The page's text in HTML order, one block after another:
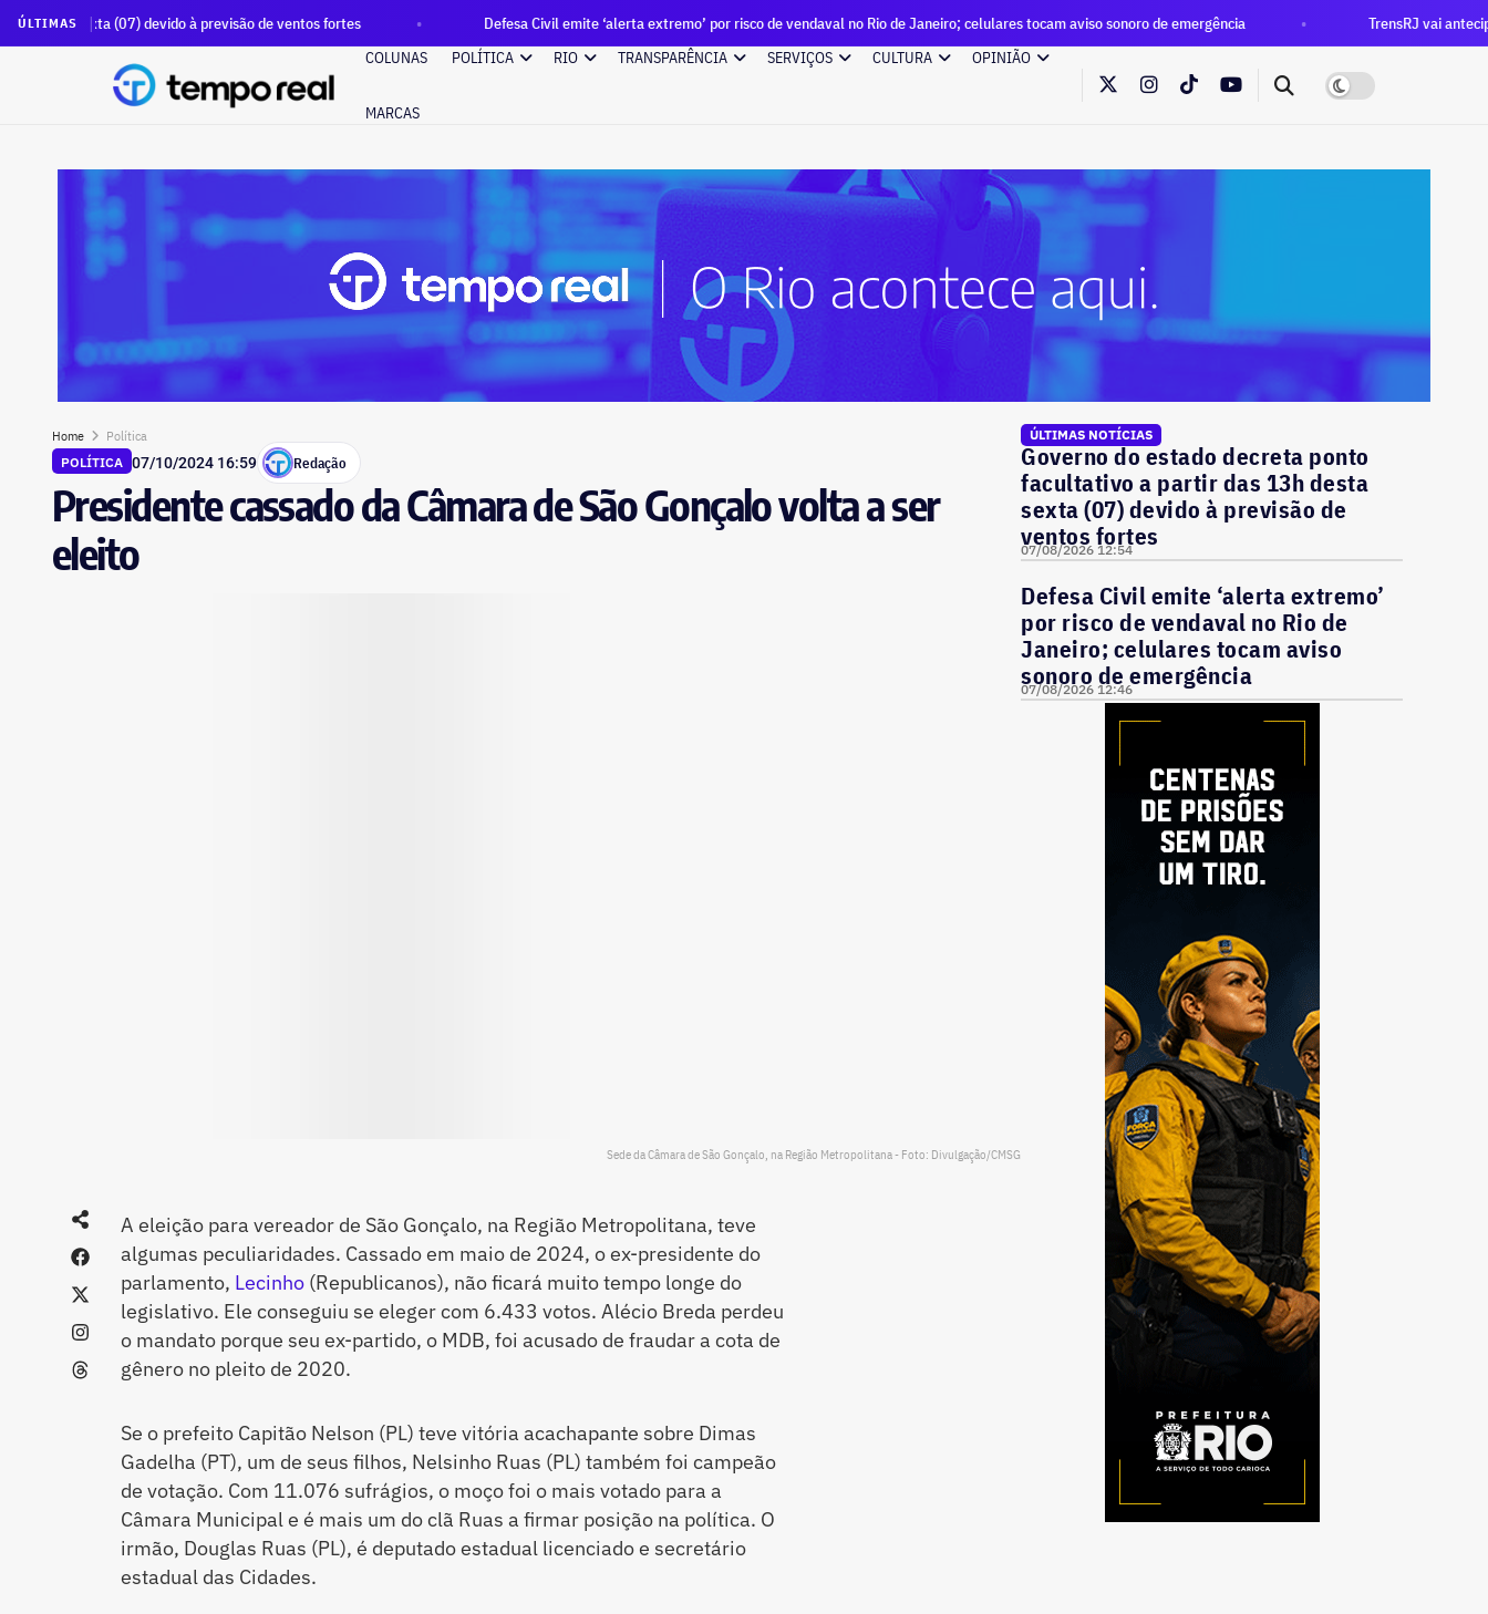
ÚLTIMAS
devido à previsão de ventos fortes Defesa Civil emite ‘alerta extremo’ por risco de vendaval no Rio de Janeiro; celulares tocam aviso sonoro de emergência
TrensRJ vai antecipar horário de
COLUNAS
POLÍTICA RIO TRANSPARÊNCIA SERVIÇOS CULTURA OPINIÃO
MARCAS
Home
Política
POLÍTICA 07/10/2024 16:59 Redação
Presidente cassado da Câmara de São Gonçalo volta a ser
eleito
Sede da Câmara de São Gonçalo, na Região Metropolitana - Foto: Divulgação/CMSG
A eleição para vereador de São Gonçalo, na Região Metropolitana, teve
algumas peculiaridades. Cassado em maio de 2024, o ex-presidente do
parlamento, Lecinho(Republicanos), não ficará muito tempo longe do
legislativo. Ele conseguiu se eleger com 6.433 votos. Alécio Breda perdeu
o mandato porque seu ex-partido, o MDB, foi acusado de fraudar a cota de
gênero no pleito de 2020.
Se o prefeito Capitão Nelson (PL) teve vitória acachapante sobre Dimas
Gadelha (PT), um de seus filhos, Nelsinho Ruas (PL) também foi campeão
de votação. Com 11.076 sufrágios, o moço foi o mais votado para a
Câmara Municipal e é mais um do clã Ruas a firmar posição na política. O
irmão, Douglas Ruas (PL), é deputado estadual licenciado e secretário
estadual das Cidades.
ÚLTIMAS NOTÍCIAS
Governo do estado decreta ponto
facultativo a partir das 13h desta
sexta (07) devido à previsão de
ventos fortes
07/08/2026 12:54
Defesa Civil emite ‘alerta extremo’
por risco de vendaval no Rio de
Janeiro; celulares tocam aviso
sonoro de emergência
07/08/2026 12:46